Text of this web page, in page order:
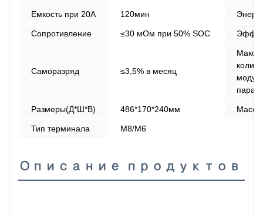
Емкость при 20А 120мин
Сопротивление ≤30 мОм при 50% SOC
Саморазряд ≤3,5% в месяц
Размеры(Д*Ш*В) 486*170*240мм Масса
Тип терминала М8/М6
Описание продуктов